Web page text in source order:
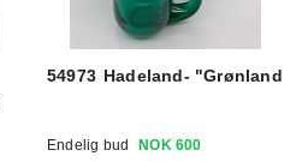
54973 Hadeland- "Grønland
Endelig bud NOK 600